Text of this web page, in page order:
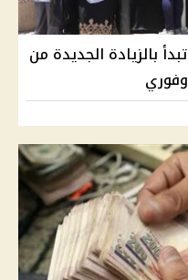
معاشات شهر أغسطس 2026 تبدأ بالزيادة الجديدة من